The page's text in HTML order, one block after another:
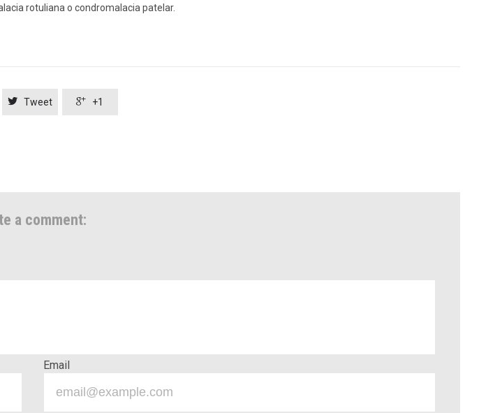
rotuliana o condromalacia patelar.
 Tweet  +1
a comment:
Email